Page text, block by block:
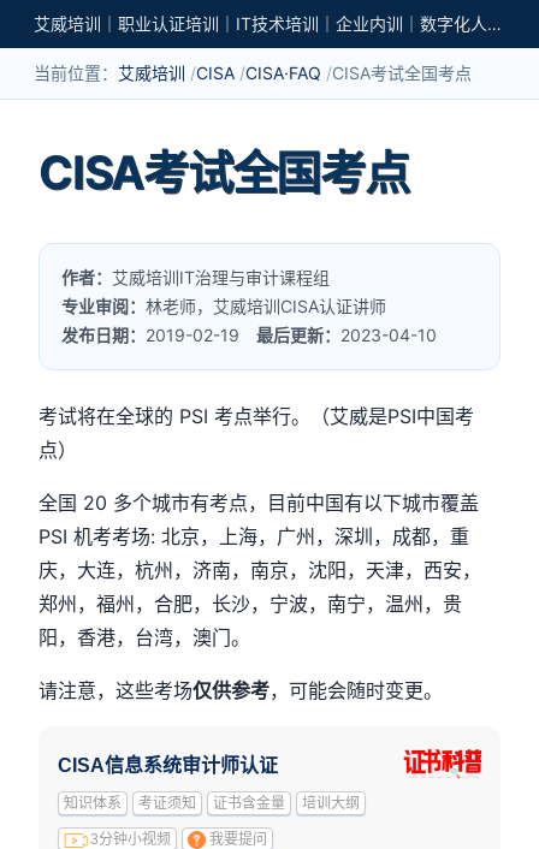
艾威培训｜职业认证培训｜IT技术培训｜企业内训｜数字化人才培养
当前位置： 艾威培训 CISA CISA·FAQ CISA考试全国考点
CISA考试全国考点
作者： 艾威培训IT治理与审计课程组
专业审阅：林老师，艾威培训CISA认证讲师
发布日期： 2019-02-19最后更新： 2023-04-10
考试将在全球的 PSI 考点举行。（艾威是PSI中国考
点）
全国 20 多个城市有考点，目前中国有以下城市覆盖
PSI 机考考场: 北京，上海，广州，深圳，成都，重
庆，大连，杭州，济南，南京，沈阳，天津，西安，
郑州，福州，合肥，长沙，宁波，南宁，温州，贵
阳，香港，台湾，澳门。
请注意，这些考场仅供参考，可能会随时变更。
CISA信息系统审计师认证
知识体系 考证须知 证书含金量 培训大纲
3分钟小视频 我要提问